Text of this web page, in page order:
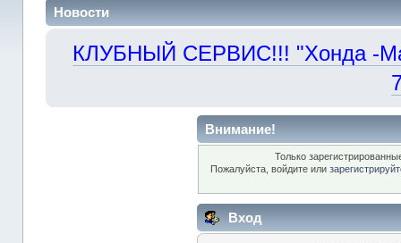
Новости
КЛУБНЫЙ СЕРВИС!!! "Хонда -
Внимание!
Только
Пожалуйста, войдите или
Вход